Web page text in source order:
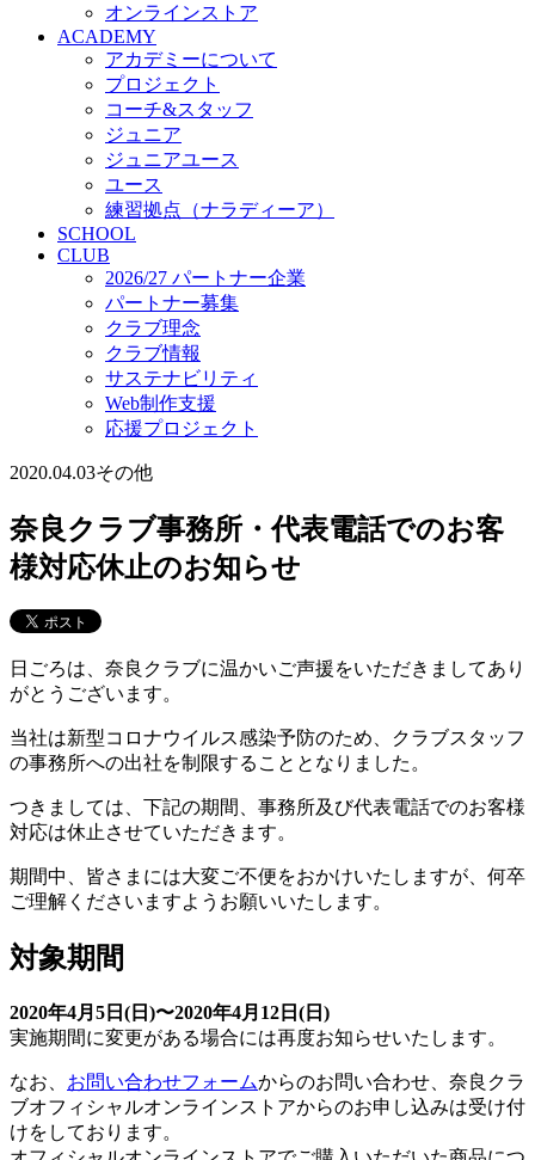
応援プロジェクト
オンラインストア
ACADEMY
アカデミーについて
プロジェクト
コーチ&スタッフ
ジュニア
ジュニアユース
ユース
練習拠点（ナラディーア）
SCHOOL
CLUB
2026/27 パートナー企業
パートナー募集
クラブ理念
クラブ情報
サステナビリティ
Web制作支援
応援プロジェクト
2020.04.03その他
奈良クラブ事務所・代表電話でのお客
様対応休止のお知らせ
日ごろは、奈良クラブに温かいご声援をいただきましてあり
がとうございます。
当社は新型コロナウイルス感染予防のため、クラブスタッフ
の事務所への出社を制限することとなりました。
つきましては、下記の期間、事務所及び代表電話でのお客様
対応は休止させていただきます。
期間中、皆さまには大変ご不便をおかけいたしますが、何卒
ご理解くださいますようお願いいたします。
対象期間
2020年4月5日(日)〜2020年4月12日(日)
実施期間に変更がある場合には再度お知らせいたします。
なお、 お問い合わせフォームからのお問い合わせ、奈良クラ
ブオフィシャルオンラインストアからのお申し込みは受け付
けをしております。